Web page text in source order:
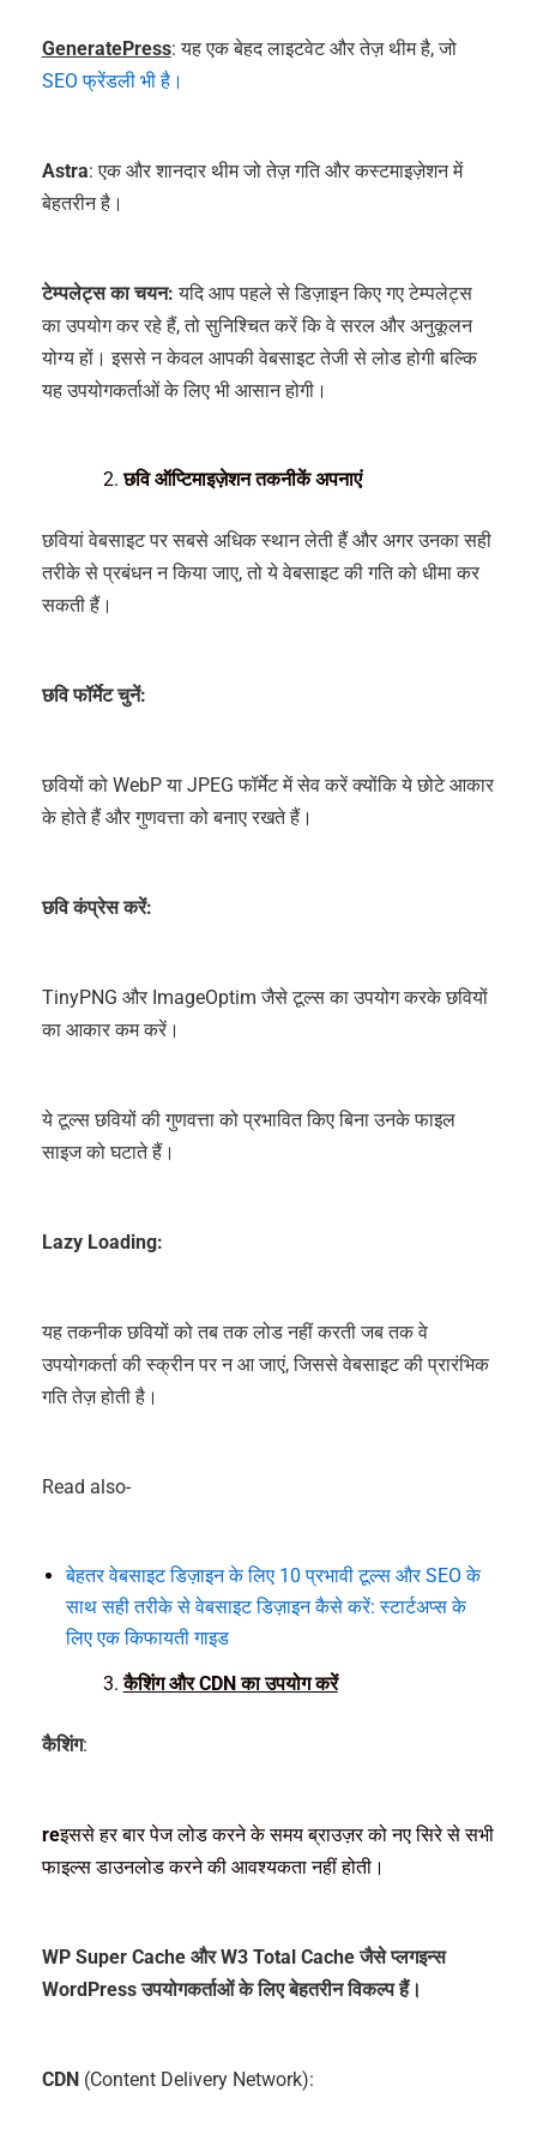
GeneratePress: यह एक बेहद लाइटवेट और तेज़ थीम है, जो
SEO फ्रेंडली भी है।
Astra: एक और शानदार थीम जो तेज़ गति और कस्टमाइज़ेशन में
बेहतरीन है।
टेम्पलेट्स का चयन: यदि आप पहले से डिज़ाइन किए गए टेम्पलेट्स
का उपयोग कर रहे हैं, तो सुनिश्चित करें कि वे सरल और अनुकूलन
योग्य हों। इससे न केवल आपकी वेबसाइट तेजी से लोड होगी बल्कि
यह उपयोगकर्ताओं के लिए भी आसान होगी।
छवि ऑप्टिमाइज़ेशन तकनीकें अपनाएं
छवियां वेबसाइट पर सबसे अधिक स्थान लेती हैं और अगर उनका सही
तरीके से प्रबंधन न किया जाए, तो ये वेबसाइट की गति को धीमा कर
सकती हैं।
छवि फॉर्मेट चुनें:
छवियों को WebP या JPEG फॉर्मेट में सेव करें क्योंकि ये छोटे आकार
के होते हैं और गुणवत्ता को बनाए रखते हैं।
छवि कंप्रेस करें:
TinyPNG और ImageOptim जैसे टूल्स का उपयोग करके छवियों
का आकार कम करें।
ये टूल्स छवियों की गुणवत्ता को प्रभावित किए बिना उनके फाइल
साइज को घटाते हैं।
Lazy Loading:
यह तकनीक छवियों को तब तक लोड नहीं करती जब तक वे
उपयोगकर्ता की स्क्रीन पर न आ जाएं, जिससे वेबसाइट की प्रारंभिक
गति तेज़ होती है।
Read also-
बेहतर वेबसाइट डिज़ाइन के लिए 10 प्रभावी टूल्स और SEO के
साथ सही तरीके से वेबसाइट डिज़ाइन कैसे करें: स्टार्टअप्स के
लिए एक किफायती गाइड
कैशिंग और CDN का उपयोग करें
कैशिंग:
reइससे हर बार पेज लोड करने के समय ब्राउज़र को नए सिरे से सभी
फाइल्स डाउनलोड करने की आवश्यकता नहीं होती।
WP Super Cache और W3 Total Cache जैसे प्लगइन्स
WordPress उपयोगकर्ताओं के लिए बेहतरीन विकल्प हैं।
CDN (Content Delivery Network):